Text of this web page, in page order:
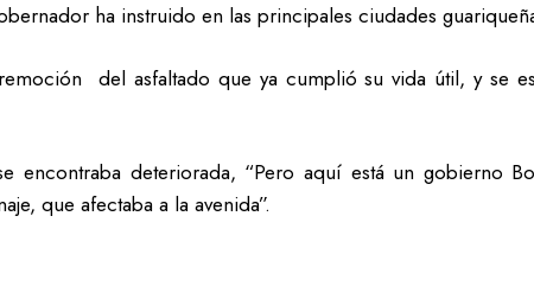
ha instruido en las principales ciudades
del asfaltado que ya cumplió su vida útil, y se
encontraba deteriorada, “Pero aquí está un gobierno
que afectaba a la avenida”.